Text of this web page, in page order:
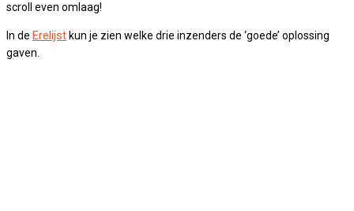
scroll even omlaag!
In de Erelijst kun je zien welke drie inzenders de ‘goede’ oplossing
gaven.